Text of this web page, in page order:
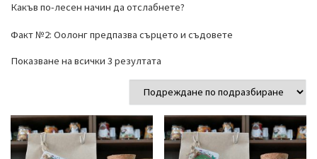
Какъв по-лесен начин да отслабнете?
Факт №2: Оолонг предпазва сърцето и съдовете
Показване на всички 3 резултата